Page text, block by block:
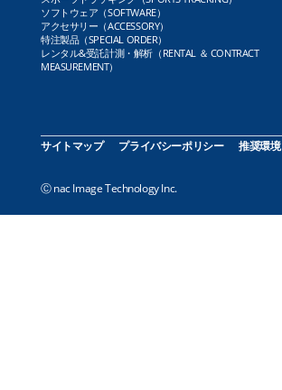
ソフトウェア（SOFTWARE）
アクセサリー（ACCESSORY）
特注製品（SPECIAL ORDER）
レンタル&受託計測・解析（RENTAL ＆ CONTRACT
MEASUREMENT）
サイトマップ プライバシーポリシー 推奨環境
Ⓒ nac Image Technology Inc.